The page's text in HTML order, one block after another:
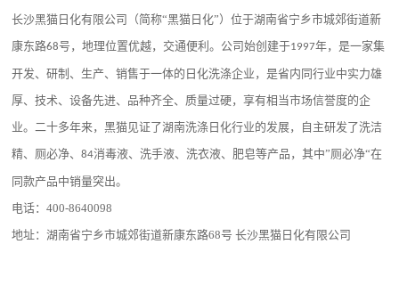
长沙黑猫日化有限公司（简称“黑猫日化”）位于湖南省宁乡市城郊街道新
康东路68号，地理位置优越，交通便利。公司始创建于1997年，是一家集
开发、研制、生产、销售于一体的日化洗涤企业，是省内同行业中实力雄
厚、技术、设备先进、品种齐全、质量过硬，享有相当市场信誉度的企
业。二十多年来，黑猫见证了湖南洗涤日化行业的发展，自主研发了洗洁
精、厕必净、84消毒液、洗手液、洗衣液、肥皂等产品，其中”厕必净“在
同款产品中销量突出。
电话：400-8640098
地址：湖南省宁乡市城郊街道新康东路68号 长沙黑猫日化有限公司